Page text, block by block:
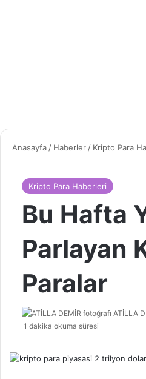
Anasayfa / Haberler / Kripto Para
Kripto Para Haberleri
Bu Hafta
Parlayan
Paralar
ATİLLA
1 dakika okuma süresi